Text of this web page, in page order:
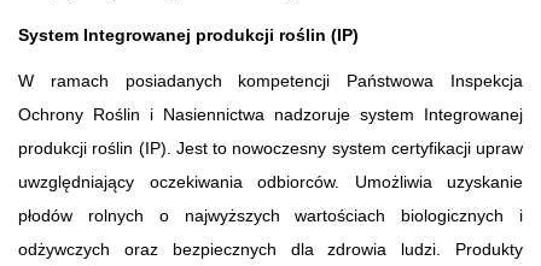
System Integrowanej produkcji roślin (IP)
W ramach posiadanych kompetencji Państwowa Inspekcja
Ochrony Roślin i Nasiennictwa nadzoruje system Integrowanej
produkcji roślin (IP). Jest to nowoczesny system certyfikacji upraw
uwzględniający oczekiwania odbiorców. Umożliwia uzyskanie
płodów rolnych o najwyższych wartościach biologicznych i
odżywczych oraz bezpiecznych dla zdrowia ludzi. Produkty